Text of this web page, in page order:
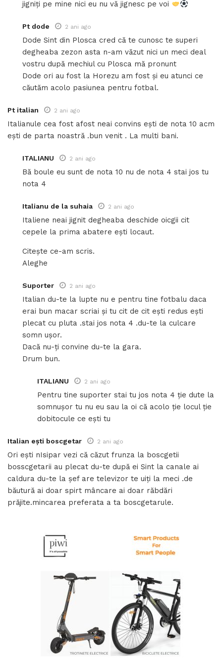
jigniți pe mine nici eu nu vă jignesc pe voi
Pt dode 2 ani ago
Dode Sint din Plosca cred că te cunosc te superi
degheaba zezon asta n-am văzut nici un meci deal
vostru după mechiul cu Plosca mă pronunt
Dode ori au fost la Horezu am fost și eu atunci ce
căutăm acolo pasiunea pentru fotbal.
Pt italian 2 ani ago
Italianule cea fost afost neai convins ești de nota 10 acm
ești de parta noastră .bun venit . La multi bani.
ITALIANU 2 ani ago
Bă boule eu sunt de nota 10 nu de nota 4 stai jos tu
nota 4
Italianu de la suhaia 2 ani ago
Italiene neai jignit degheaba deschide oicgii cit
cepele la prima abatere ești locaut.
Citește ce-am scris.
Aleghe
Suporter 2 ani ago
Italian du-te la lupte nu e pentru tine fotbalu daca
erai bun macar scriai și tu cit de cit ești redus ești
plecat cu pluta .stai jos nota 4 .du-te la culcare
somn ușor.
Dacă nu-ți convine du-te la gara.
Drum bun.
ITALIANU 2 ani ago
Pentru tine suporter stai tu jos nota 4 ție dute la
somnușor tu nu eu sau la oi că acolo ție locul ție
dobitocule ce ești tu
Italian ești boscgetar 2 ani ago
Ori ești nIsipar vezi că căzut frunza la boscgetii
bosscgetarii au plecat du-te după ei Sint la canale ai
caldura du-te la șef are televizor te uiți la meci .de
băutură ai doar spirt mâncare ai doar răbdări
prăjite.mincarea preferata a ta boscgetarule.